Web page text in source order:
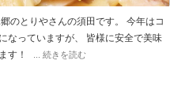
のとりやさんの須田です。 今年はコ
なっていますが、 皆様に安全で美味
す！
... 続きを読む